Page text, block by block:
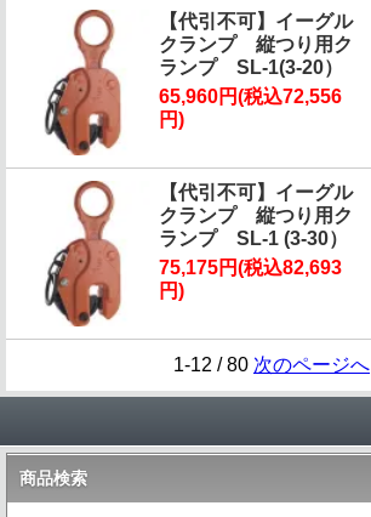
【代引不可】イーグル
クランプ 縦つり用ク
ランプ SL-1(3-20）
65,960円(税込72,556
円)
【代引不可】イーグル
クランプ 縦つり用ク
ランプ SL-1 (3-30）
75,175円(税込82,693
円)
1-12 / 80 次のページへ
商品検索